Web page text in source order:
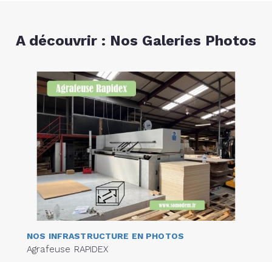
A découvrir : Nos Galeries Photos
NOS INFRASTRUCTURE EN PHOTOS
Agrafeuse RAPIDEX